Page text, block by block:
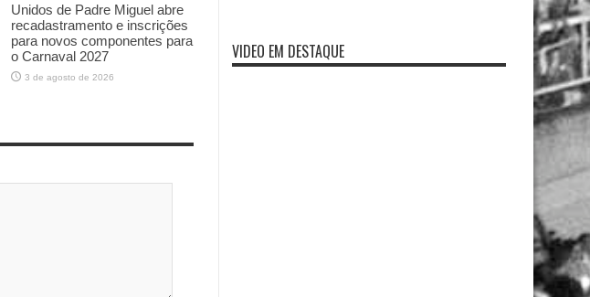
Unidos de Padre Miguel abre
recadastramento e inscrições
para novos componentes para
o Carnaval 2027
3 de agosto de 2026
VIDEO EM DESTAQUE